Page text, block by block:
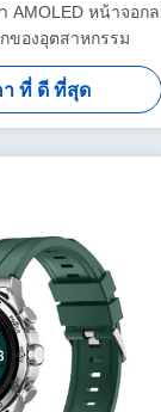
AMOLED หน้าจอก
ของอุตสาหกรรม
า ที่ ดี ที่สุด